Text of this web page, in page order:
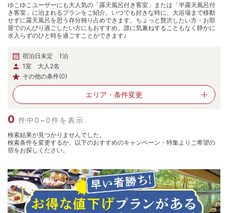
ゆこゆこユーザーにも大人気の「露天風呂付き客室」または「半露天風呂付
き客室」に泊まれるプランをご紹介。いつでも好きな時に、大浴場まで移動
せずに露天風呂を思う存分独り占めできます。ちょっと贅沢したい方・お部
屋でのんびり過ごしたい方にもおすすめ。誰に気兼ねすることもなく静かに
水入らずのひと時を過ごすことができます♪
宿泊日未定 1泊
1室 大人2名
その他の条件(0)
エリア・ 条件変更
0 件中0~0件を表示
検索結果が見つかりませんでした。
検索条件を変更するか、以下のおすすめのキャンペーン・特集よりご希望の
宿をお探しください。